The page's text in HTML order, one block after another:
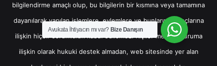
bilgilendirme amaçlı olup, bu bilgilerin bir kısmına veya tamamına
dayanılarak yapılan işlemlere, eylemlere ve bunların sonuçlarına
ilişkin hiçbir sorumluluk kabul edilemez. Kişiler mevcut duruma
ilişkin olarak hukuki destek almadan, web sitesinde yer alan
Avukata İhtiyacın mı var? Bize Danışın